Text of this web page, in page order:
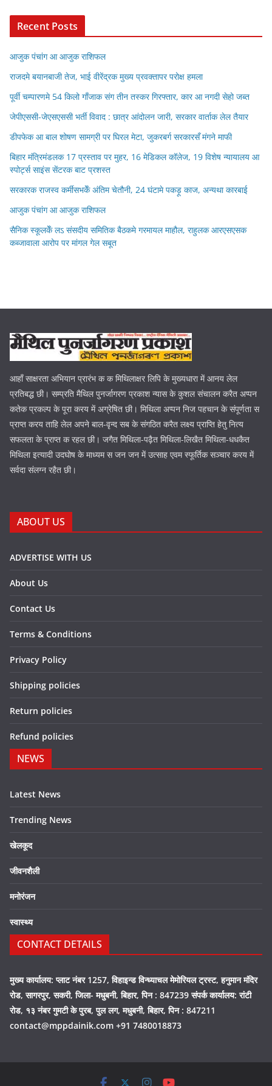
Recent Posts
आजुक पंचांग आ आजुक राशिफल
राजदमे बयानबाजी तेज, भाई वीरेंद्रक मुख्य प्रवक्तापर परोक्ष हमला
पूर्वी चम्पारणमे 54 किलो गाँजाक संग तीन तस्कर गिरफ्तार, कार आ नगदी सेहो जब्त
जेपीएससी-जेएसएससी भर्ती विवाद : छात्र आंदोलन जारी, सरकार वार्ताक लेल तैयार
डीपफेक आ बाल शोषण सामग्री पर घिरल मेटा, जुकरबर्ग सरकारसँ मंगने माफी
बिहार मंत्रिमंडलक 17 प्रस्ताव पर मुहर, 16 मेडिकल कॉलेज, 19 विशेष न्यायालय आ
स्पोर्ट्स साइंस सेंटरक बाट प्रशस्त
सरकारक राजस्व कर्मीसभकेँ अंतिम चेतौनी, 24 घंटामे पकड़ू काज, अन्यथा कारबाई
आजुक पंचांग आ आजुक राशिफल
सैनिक स्कूलकेँ लऽ संसदीय समितिक बैठकमे गरमायल माहौल, राहुलक आरएसएसक
कब्जावाला आरोप पर मांगल गेल सबूत
आहाँ साक्षरता अभियान प्रारंभ क क मिथिलाक्षर लिपि के मुख्यधारा में आनय लेल
प्रतिबद्ध छी। सम्प्रति मैथिल पुनर्जागरण प्रकाश न्यास के कुशल संचालन करैत अप्पन
कतेक प्रकल्प के पूरा करय में अग्रेषित छी। मिथिला अप्पन निज पहचान के संपूर्णता स
प्राप्त करय ताहि लेल अपने बाल-वृन्द सब के संगठित करैत लक्ष्य प्राप्ति हेतु नित्य
सफलता के प्राप्त क रहल छी। जगैत मिथिला-पढ़ैत मिथिला-लिखैत मिथिला-धधकैत
मिथिला इत्यादी उदघोष के माध्यम स जन जन में उत्साह एवम स्फूर्तिक सञ्चार करय में
सर्वदा संलग्न रहैत छी।
ABOUT US
ADVERTISE WITH US
About Us
Contact Us
Terms & Conditions
Privacy Policy
Shipping policies
Return policies
Refund policies
NEWS
Latest News
Trending News
खेलकूद
जीवनशैली
मनोरंजन
स्वास्थ्य
CONTACT DETAILS
मुख्य कार्यालय: प्लाट नंबर 1257, विहाइन्ड विन्ध्याचल मेमोरियल ट्रस्ट, हनुमान मंदिर
रोड, सागरपुर, सकरी, जिला- मधुबनी, बिहार, पिन : 847239 संपर्क कार्यालय: रांटी
रोड, १३ नंबर गुमटी के पुरब, पुल लग, मधुबनी, बिहार, पिन : 847211
contact@mppdainik.com +91 7480018873